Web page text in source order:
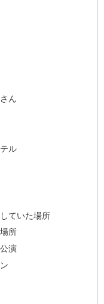
ん
ル
ていた場所
所
演